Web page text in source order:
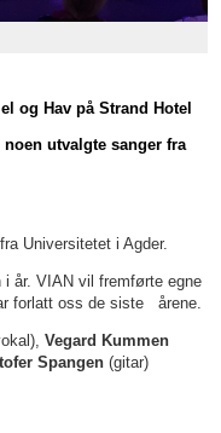
og Hav på Strand Hotel
utvalgte sanger fra
Universitetet i Agder.
år. VIAN vil fremførte egne
forlatt oss de siste årene.
Vegard Kummen
Spangen (gitar)